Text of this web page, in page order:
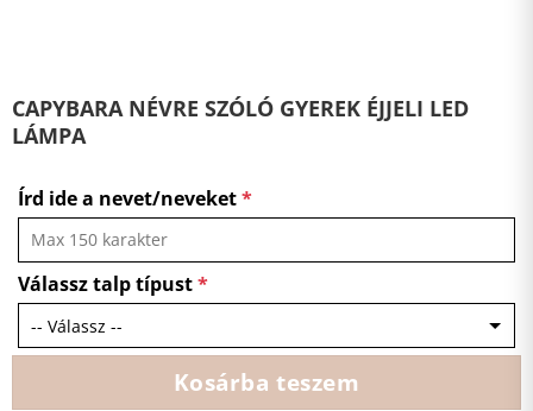
CAPYBARA NÉVRE SZÓLÓ GYEREK ÉJJELI LED
LÁMPA
Írd ide a nevet/neveket*
Válassz talp típust*
Kosárba teszem